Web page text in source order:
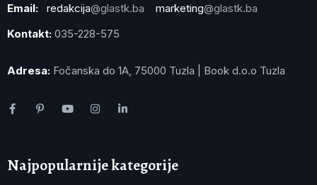
Email: redakcija@glastk.ba marketing@glastk.ba
Kontakt: 035-228-575
Adresa: Fočanska do 1A, 75000 Tuzla | Book d.o.o Tuzla
Najpopularnije kategorije